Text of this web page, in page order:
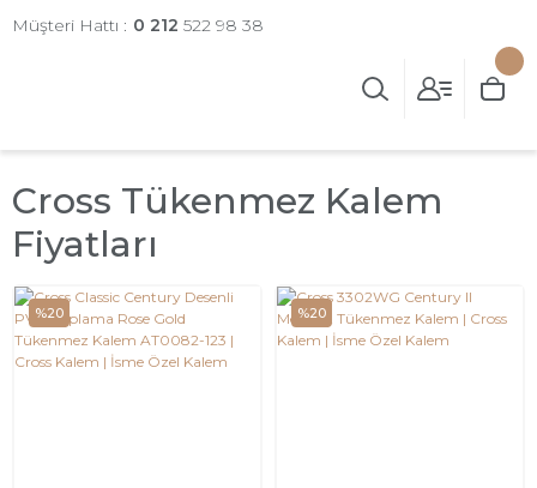
Müşteri Hattı : 0 212 522 98 38
Cross Tükenmez Kalem
Fiyatları
%20 %20